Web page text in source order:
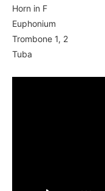
Horn in F
Euphonium
Trombone 1, 2
Tuba